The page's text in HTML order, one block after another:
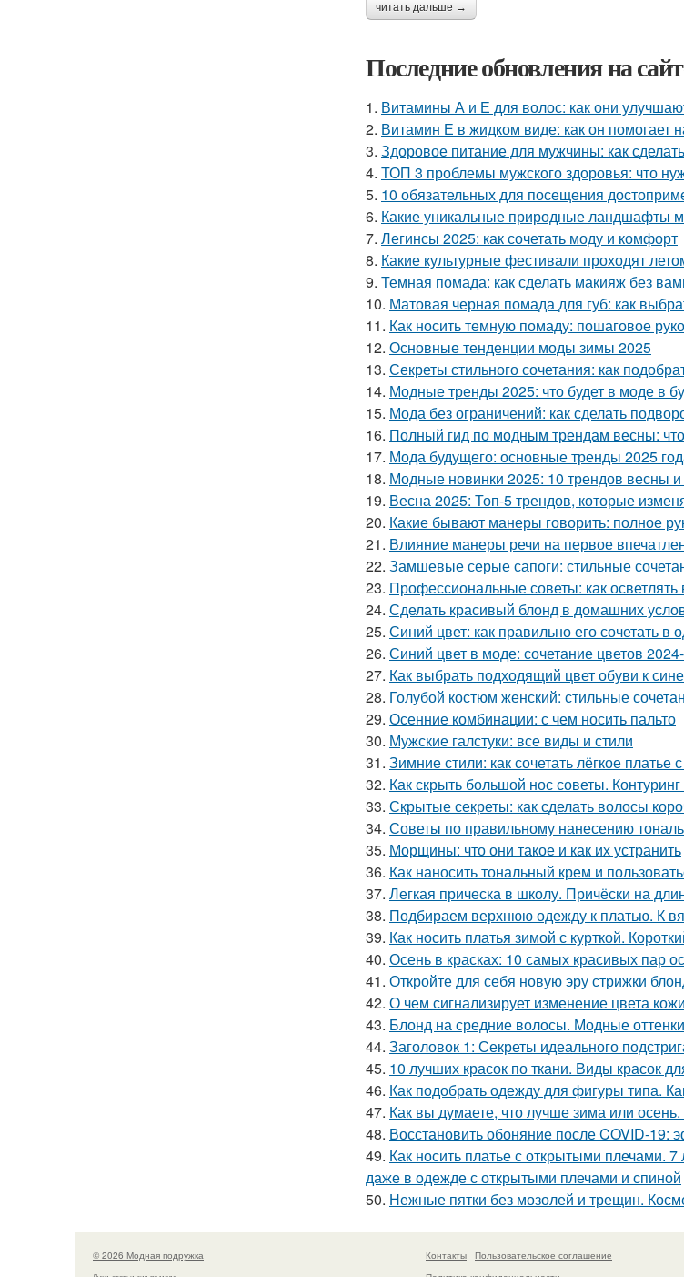
читать дальше →
Последние обновления на
1. Витамины А и Е для волос: как они
2. Витамин Е в жидком виде: как он помогает
3. Здоровое питание для мужчины: как
4. ТОП 3 проблемы мужского здоровья: что
5. 10 обязательных для посещения
6. Какие уникальные природные ландшафты
7. Легинсы 2025: как сочетать моду и комфорт
8. Какие культурные фестивали проходят
9. Темная помада: как сделать макияж без
10. Матовая черная помада для губ: как
11. Как носить темную помаду: пошаговое
12. Основные тенденции моды зимы 2025
13. Секреты стильного сочетания: как
14. Модные тренды 2025: что будет в моде в
15. Мода без ограничений: как сделать
16. Полный гид по модным трендам весны:
17. Мода будущего: основные тренды 2025
18. Модные новинки 2025: 10 трендов весны
19. Весна 2025: Топ-5 трендов, которые
20. Какие бывают манеры говорить: полное
21. Влияние манеры речи на первое
22. Замшевые серые сапоги: стильные
23. Профессиональные советы: как
24. Сделать красивый блонд в домашних
25. Синий цвет: как правильно его сочетать в
26. Синий цвет в моде: сочетание цветов
27. Как выбрать подходящий цвет обуви к
28. Голубой костюм женский: стильные
29. Осенние комбинации: с чем носить пальто
30. Мужские галстуки: все виды и стили
31. Зимние стили: как сочетать лёгкое платье
32. Как скрыть большой нос советы.
33. Скрытые секреты: как сделать волосы
34. Советы по правильному нанесению
35. Морщины: что они такое и как их устранить
36. Как наносить тональный крем и
37. Легкая прическа в школу. Причёски на
38. Подбираем верхнюю одежду к платью. К
39. Как носить платья зимой с курткой.
40. Осень в красках: 10 самых красивых пар
41. Откройте для себя новую эру стрижки
42. О чем сигнализирует изменение цвета
43. Блонд на средние волосы. Модные
44. Заголовок 1: Секреты идеального
45. 10 лучших красок по ткани. Виды красок
46. Как подобрать одежду для фигуры типа.
47. Как вы думаете, что лучше зима или
48. Восстановить обоняние после COVID-19:
49. Как носить платье с открытыми плечами.
даже в одежде с открытыми плечами и спиной
50. Нежные пятки без мозолей и трещин.
© 2026 Модная подружка Контакты
Пользовательское соглашение